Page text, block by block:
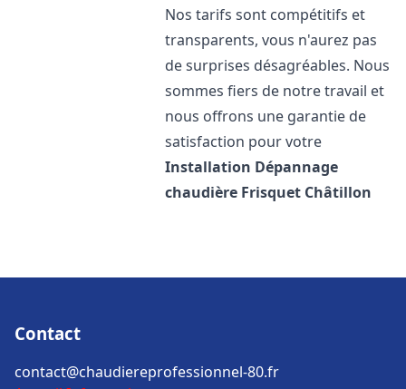
Nos tarifs sont compétitifs et
transparents, vous n'aurez pas
de surprises désagréables. Nous
sommes fiers de notre travail et
nous offrons une garantie de
satisfaction pour votre
Installation Dépannage
chaudière Frisquet Châtillon
Contact
contact@chaudiereprofessionnel-80.fr